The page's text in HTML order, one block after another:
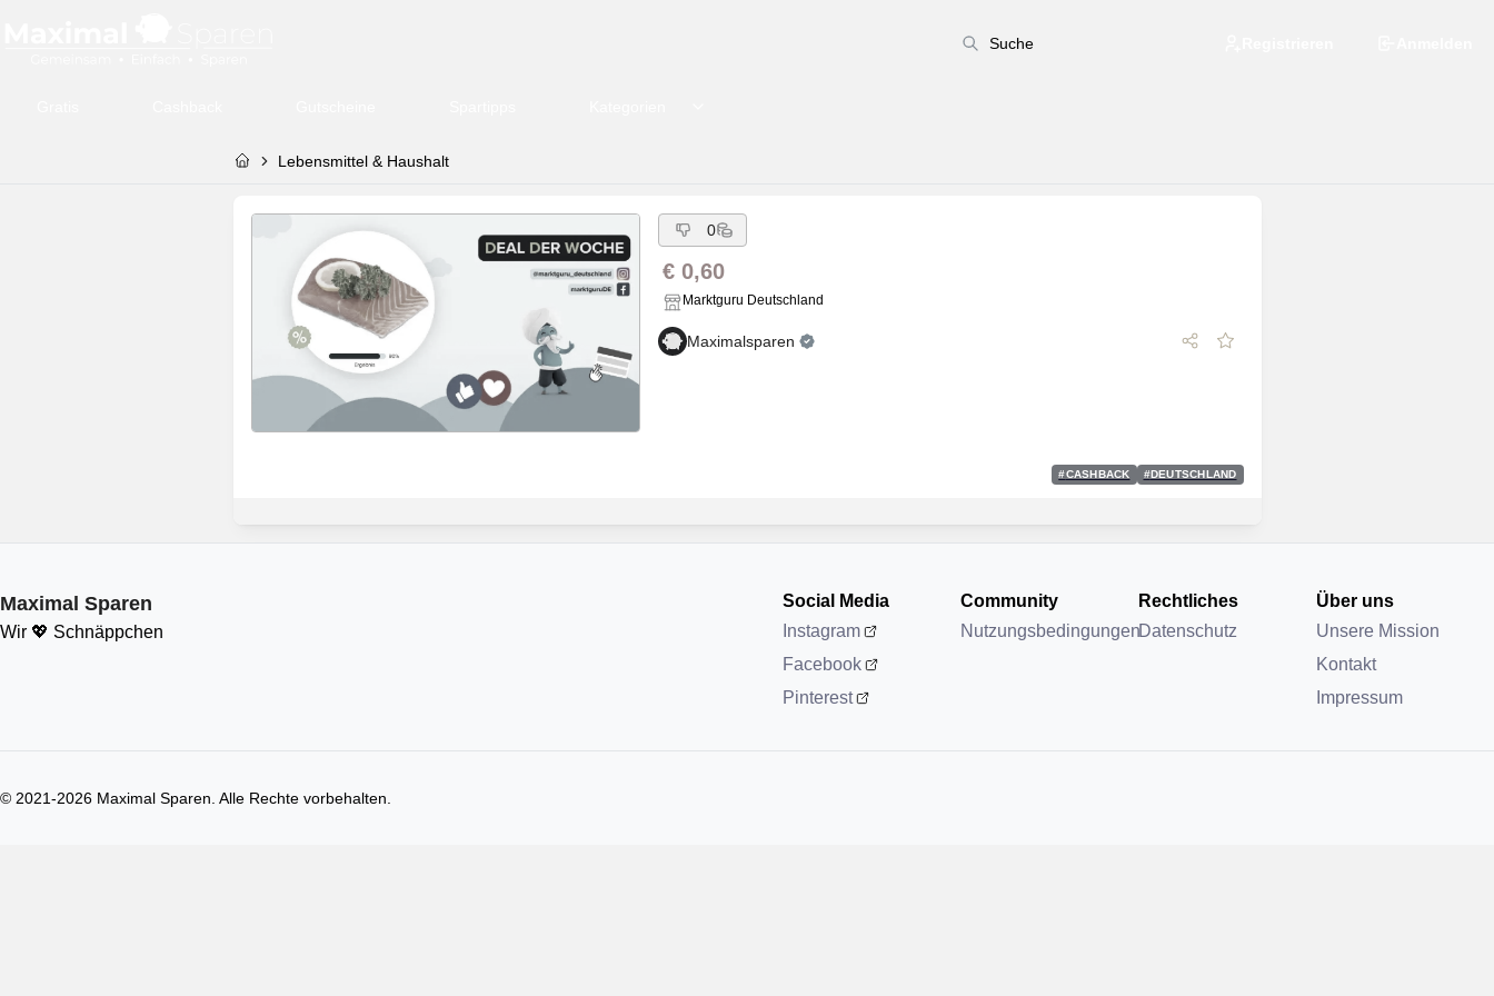
Lebensmittel & Haushalt
0
€ 0,60
Marktguru Deutschland
Maximalsparen
#CASHBACK #DEUTSCHLAND
Maximal Sparen
Wir 💖 Schnäppchen
Social Media
Instagram
Facebook
Pinterest
Community
Nutzungsbedingungen
Rechtliches
Datenschutz
Über uns
Unsere Mission
Kontakt
Impressum
© 2021-2026 Maximal Sparen. Alle Rechte vorbehalten.